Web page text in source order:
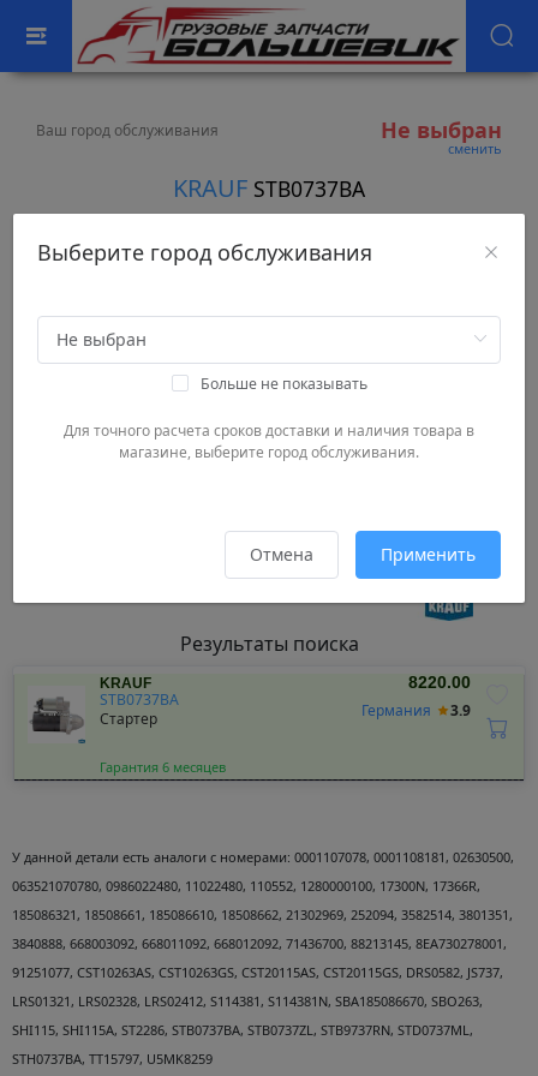
Ваш город обслуживания Не выбран
сменить
Выберите город обслуживания
Больше не показывать
Для точного расчета сроков доставки и наличия товара в
магазине, выберите город обслуживания.
Отмена Применить
KRAUF STB0737BA
Результаты поиска
KRAUF
STB0737BA
Стартер
8220.00
Германия 3.9
Гарантия 6 месяцев
У данной детали есть аналоги с номерами: 0001107078, 0001108181, 02630500,
063521070780, 0986022480, 11022480, 110552, 1280000100, 17300N, 17366R,
185086321, 18508661, 185086610, 18508662, 21302969, 252094, 3582514, 3801351,
3840888, 668003092, 668011092, 668012092, 71436700, 88213145, 8EA730278001,
91251077, CST10263AS, CST10263GS, CST20115AS, CST20115GS, DRS0582, JS737,
LRS01321, LRS02328, LRS02412, S114381, S114381N, SBA185086670, SBO263,
SHI115, SHI115A, ST2286, STB0737BA, STB0737ZL, STB9737RN, STD0737ML,
STH0737BA, TT15797, U5MK8259